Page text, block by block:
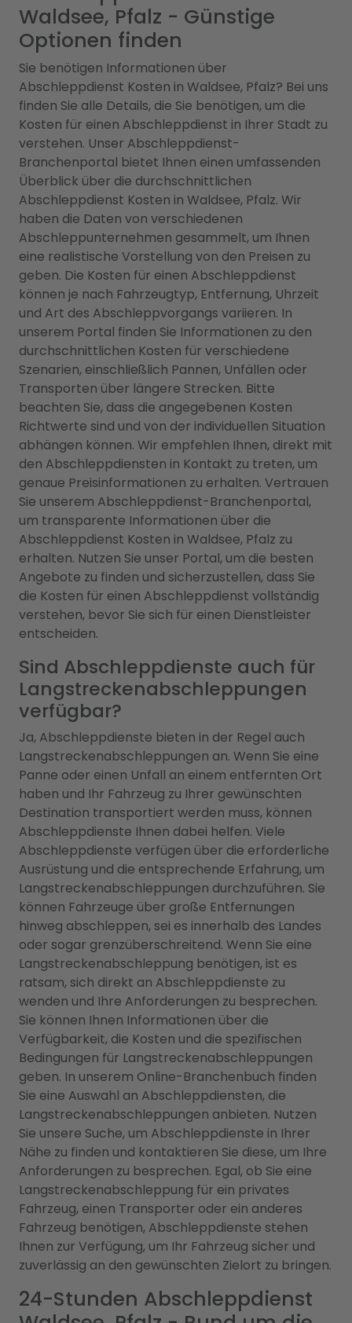
Waldsee, Pfalz - Günstige
Optionen finden
Sie benötigen Informationen über
Abschleppdienst Kosten in Waldsee, Pfalz? Bei uns
finden Sie alle Details, die Sie benötigen, um die
Kosten für einen Abschleppdienst in Ihrer Stadt zu
verstehen. Unser Abschleppdienst-
Branchenportal bietet Ihnen einen umfassenden
Überblick über die durchschnittlichen
Abschleppdienst Kosten in Waldsee, Pfalz. Wir
haben die Daten von verschiedenen
Abschleppunternehmen gesammelt, um Ihnen
eine realistische Vorstellung von den Preisen zu
geben. Die Kosten für einen Abschleppdienst
können je nach Fahrzeugtyp, Entfernung, Uhrzeit
und Art des Abschleppvorgangs variieren. In
unserem Portal finden Sie Informationen zu den
durchschnittlichen Kosten für verschiedene
Szenarien, einschließlich Pannen, Unfällen oder
Transporten über längere Strecken. Bitte
beachten Sie, dass die angegebenen Kosten
Richtwerte sind und von der individuellen Situation
abhängen können. Wir empfehlen Ihnen, direkt mit
den Abschleppdiensten in Kontakt zu treten, um
genaue Preisinformationen zu erhalten. Vertrauen
Sie unserem Abschleppdienst-Branchenportal,
um transparente Informationen über die
Abschleppdienst Kosten in Waldsee, Pfalz zu
erhalten. Nutzen Sie unser Portal, um die besten
Angebote zu finden und sicherzustellen, dass Sie
die Kosten für einen Abschleppdienst vollständig
verstehen, bevor Sie sich für einen Dienstleister
entscheiden.
Sind Abschleppdienste auch für
Langstreckenabschleppungen
verfügbar?
Ja, Abschleppdienste bieten in der Regel auch
Langstreckenabschleppungen an. Wenn Sie eine
Panne oder einen Unfall an einem entfernten Ort
haben und Ihr Fahrzeug zu Ihrer gewünschten
Destination transportiert werden muss, können
Abschleppdienste Ihnen dabei helfen. Viele
Abschleppdienste verfügen über die erforderliche
Ausrüstung und die entsprechende Erfahrung, um
Langstreckenabschleppungen durchzuführen. Sie
können Fahrzeuge über große Entfernungen
hinweg abschleppen, sei es innerhalb des Landes
oder sogar grenzüberschreitend. Wenn Sie eine
Langstreckenabschleppung benötigen, ist es
ratsam, sich direkt an Abschleppdienste zu
wenden und Ihre Anforderungen zu besprechen.
Sie können Ihnen Informationen über die
Verfügbarkeit, die Kosten und die spezifischen
Bedingungen für Langstreckenabschleppungen
geben. In unserem Online-Branchenbuch finden
Sie eine Auswahl an Abschleppdiensten, die
Langstreckenabschleppungen anbieten. Nutzen
Sie unsere Suche, um Abschleppdienste in Ihrer
Nähe zu finden und kontaktieren Sie diese, um Ihre
Anforderungen zu besprechen. Egal, ob Sie eine
Langstreckenabschleppung für ein privates
Fahrzeug, einen Transporter oder ein anderes
Fahrzeug benötigen, Abschleppdienste stehen
Ihnen zur Verfügung, um Ihr Fahrzeug sicher und
zuverlässig an den gewünschten Zielort zu bringen.
24-Stunden Abschleppdienst